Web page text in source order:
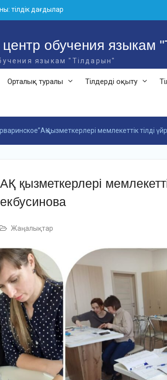
тілдік дағдылар
стратегиялар
2026» ОБЛЫСТЫҚ
– Тәуелсіздік
обучения языкам
языкам "Тілдарын"
Орталық туралы Тілдерді оқыту
қызметкерлері мемлекеттік тілді
қызметкерлері
Жаңалықтар